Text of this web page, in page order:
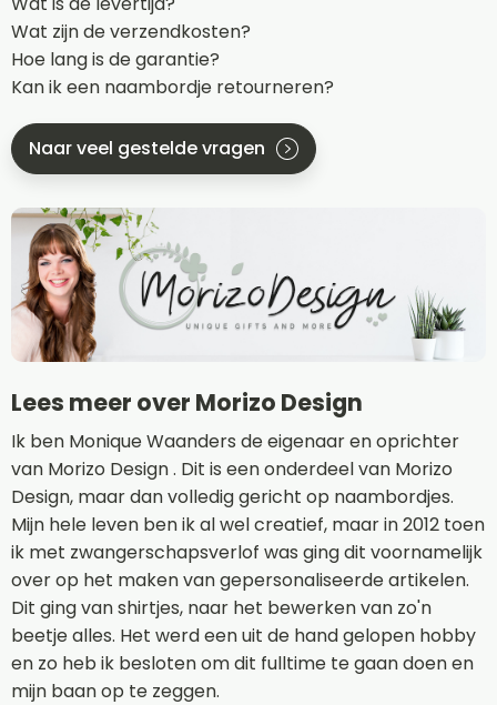
Wat zijn de verzendkosten?
Hoe lang is de garantie?
Kan ik een naambordje retourneren?
Naar veel gestelde vragen
Lees meer over Morizo Design
Ik ben Monique Waanders de eigenaar en oprichter
van Morizo Design . Dit is een onderdeel van Morizo
Design, maar dan volledig gericht op naambordjes.
Mijn hele leven ben ik al wel creatief, maar in 2012 toen
ik met zwangerschapsverlof was ging dit voornamelijk
over op het maken van gepersonaliseerde artikelen.
Dit ging van shirtjes, naar het bewerken van zo'n
beetje alles. Het werd een uit de hand gelopen hobby
en zo heb ik besloten om dit fulltime te gaan doen en
mijn baan op te zeggen.